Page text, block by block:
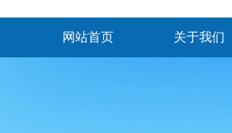
网站首页 关于我们